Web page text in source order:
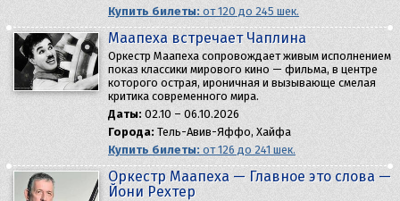
Купить билеты: от 120 до 245 шек.
Маапеха встречает Чаплина
Оркестр Маапеха сопровождает живым исполнением
показ классики мирового кино — фильма, в центре
которого острая, ироничная и вызывающе смелая
критика современного мира.
Даты: 02.10 – 06.10.2026
Города: Тель-Авив-Яффо, Хайфа
Купить билеты: от 126 до 241 шек.
Оркестр Маапеха — Главное это слова —
Йони Рехтер